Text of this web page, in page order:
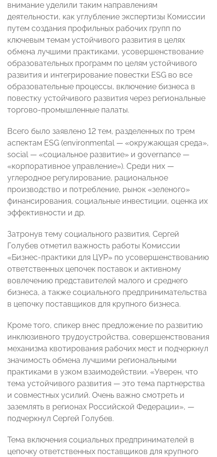
внимание уделили таким направлениям
деятельности, как углубление экспертизы Комиссии
путем создания профильных рабочих групп по
ключевым темам устойчивого развития в целях
обмена лучшими практиками, усовершенствование
образовательных программ по целям устойчивого
развития и интегрирование повестки ESG во все
образовательные процессы, включение бизнеса в
повестку устойчивого развития через региональные
торгово-промышленные палаты.
Всего было заявлено 12 тем, разделенных по трем
аспектам ESG (environmental — «окружающая среда»,
social — «социальное развитие» и governance —
«корпоративное управление»). Среди них —
углеродное регулирование, рациональное
производство и потребление, рынок «зеленого»
финансирования, социальные инвестиции, оценка их
эффективности и др.
Затронув тему социального развития, Сергей
Голубев отметил важность работы Комиссии
«Бизнес-практики для ЦУР» по усовершенствованию
ответственных цепочек поставок и активному
вовлечению представителей малого и среднего
бизнеса, а также социального предпринимательства
в цепочку поставщиков для крупного бизнеса.
Кроме того, спикер внес предложение по развитию
инклюзивного трудоустройства, совершенствования
механизма квотирования рабочих мест и подчеркнул
значимость обмена лучшими региональными
практиками в узком взаимодействии. «Уверен, что
тема устойчивого развития — это тема партнерства
и совместных усилий. Очень важно смотреть и
заземлять в регионах Российской Федерации», —
подчеркнул Сергей Голубев.
Тема включения социальных предпринимателей в
цепочку ответственных поставщиков для крупного